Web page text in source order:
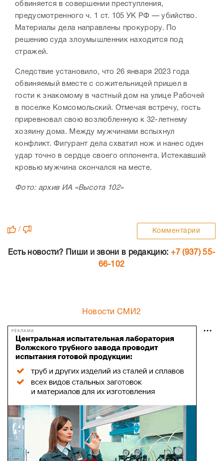
обвиняется в совершении преступления,
предусмотренного ч. 1 ст. 105 УК РФ — убийство.
Материалы дела направлены прокурору. По
решению суда злоумышленник находится под
стражей.
Следствие установило, что 26 января 2023 года
обвиняемый вместе с сожительницей пришел в
гости к знакомому в частный дом на улице Рабочей
в поселке Комсомольский. Отмечая встречу, гость
приревновал свою возлюбленную к 32-летнему
хозяину дома. Между мужчинами вспыхнул
конфликт. Фигурант дела схватил нож и нанес один
удар точно в сердце своего оппонента. Истекавший
кровью мужчина скончался на месте.
Фото: архив ИА «Высота 102»
/ Комментарии
Есть новости? Пиши и звони в редакцию: +7 (937) 55-
66-102
Новости СМИ2
РЕКЛАМА